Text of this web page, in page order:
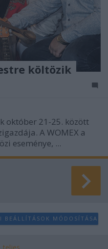
költözik
október 21-25. között
A WOMEX a
eseménye, ...
BEÁLLÍTÁSOK MÓDOSÍTÁSA
teljes